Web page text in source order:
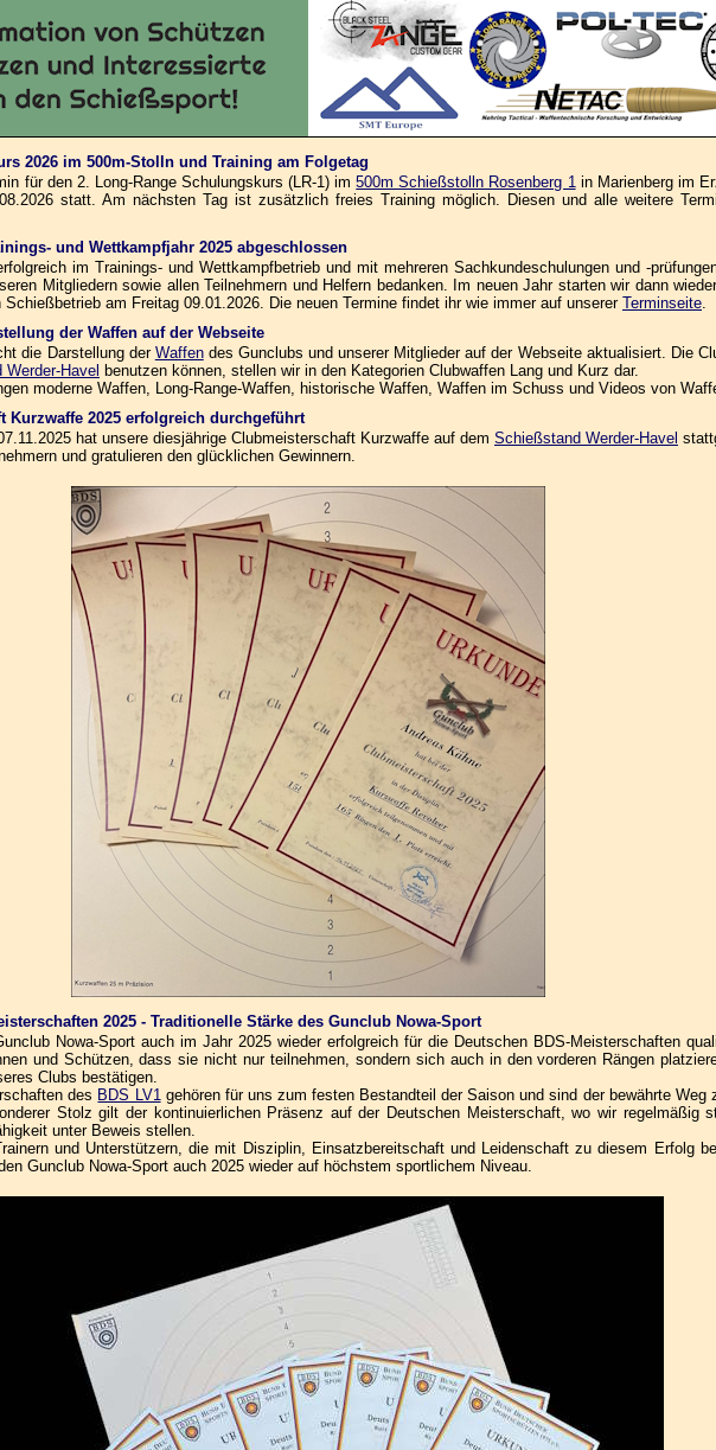
2026 im 500m-Stolln und Training am Folgetag
für den 2. Long-Range Schulungskurs (LR-1) im500m Schießstolln Rosenberg 1in Marienberg im
statt. Am nächsten Tag ist zusätzlich freies Training möglich. Diesen und alle weitere
und Wettkampfjahr 2025 abgeschlossen
im Trainings- und Wettkampfbetrieb und mit mehreren Sachkundeschulungen und -
Mitgliedern sowie allen Teilnehmern und Helfern bedanken. Im neuen Jahr starten wir dann
am Freitag 09.01.2026. Die neuen Termine findet ihr wie immer auf unserer Terminseite.
der Waffen auf der Webseite
die Darstellung der Waffendes Gunclubs und unserer Mitglieder auf der Webseite aktualisiert. Die
Havel benutzen können, stellen wir in den Kategorien Clubwaffen Lang und Kurz dar.
moderne Waffen, Long-Range-Waffen, historische Waffen, Waffen im Schuss und Videos von
Kurzwaffe 2025 erfolgreich durchgeführt
hat unsere diesjährige Clubmeisterschaft Kurzwaffe auf dem Schießstand Werder-Havel
und gratulieren den glücklichen Gewinnern.
2025 - Traditionelle Stärke des Gunclub Nowa-Sport
Nowa-Sport auch im Jahr 2025 wieder erfolgreich für die Deutschen BDS-Meisterschaften
und Schützen, dass sie nicht nur teilnehmen, sondern sich auch in den vorderen Rängen
Clubs bestätigen.
des BDS LV1gehören für uns zum festen Bestandteil der Saison und sind der bewährte Weg
Stolz gilt der kontinuierlichen Präsenz auf der Deutschen Meisterschaft, wo wir regelmäßig
unter Beweis stellen.
und Unterstützern, die mit Disziplin, Einsatzbereitschaft und Leidenschaft zu diesem Erfolg
Gunclub Nowa-Sport auch 2025 wieder auf höchstem sportlichem Niveau.